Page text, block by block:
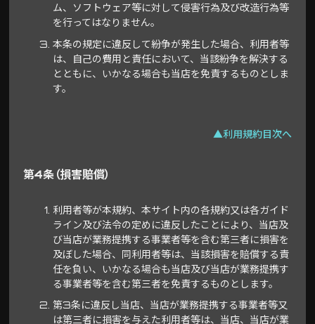
ム、ソフトウェア等に対して侵害行為及び改造行為等
を行ってはなりません。
本条の規定に違反して紛争が発生した場合、利用者等
は、自己の費用と責任において、当該紛争を解決する
とともに、いかなる場合も当店を免責するものとしま
す。
▲利用規約目次へ
第4条（損害賠償）
利用者等が本規約、本サイト内の各規約又は各ガイド
ライン及び法令の定めに違反したことにより、当店及
び当店が業務提携する事業者等を含む第三者に損害を
及ぼした場合、同利用者等は、当該損害を賠償する責
任を負い、いかなる場合も当店及び当店が業務提携す
る事業者等を含む第三者を免責するものとします。
第3条に違反し当店、当店が業務提携する事業者等又
は第三者に損害を与えた利用者等は、当店、当店が業